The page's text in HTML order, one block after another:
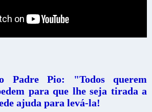
Padre Pio: "Todos querem
para que lhe seja tirada a
ajuda para levá-la!